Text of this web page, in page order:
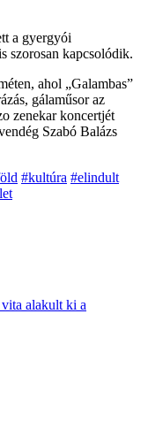
a gyergyói
szorosan kapcsolódik.
ahol „Galambas”
gálaműsor az
zenekar koncertjét
Szabó Balázs
#kultúra #elindult
vita alakult ki a